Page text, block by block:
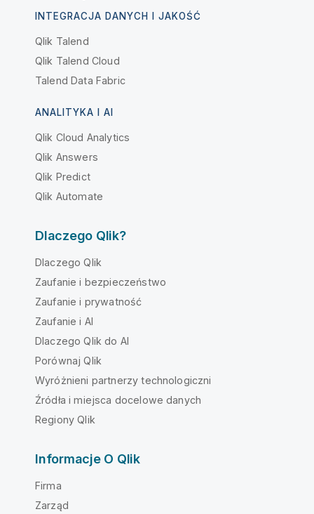
INTEGRACJA DANYCH I JAKOŚĆ
Qlik Talend
Qlik Talend Cloud
Talend Data Fabric
ANALITYKA I AI
Qlik Cloud Analytics
Qlik Answers
Qlik Predict
Qlik Automate
Dlaczego Qlik?
Dlaczego Qlik
Zaufanie i bezpieczeństwo
Zaufanie i prywatność
Zaufanie i AI
Dlaczego Qlik do AI
Porównaj Qlik
Wyróżnieni partnerzy technologiczni
Źródła i miejsca docelowe danych
Regiony Qlik
Informacje O Qlik
Firma
Zarząd